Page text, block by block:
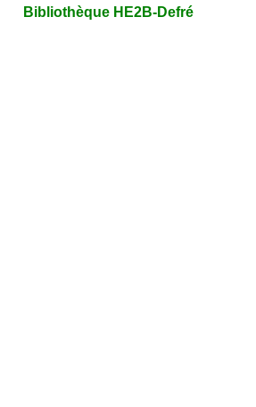
Bibliothèque HE2B-Defré